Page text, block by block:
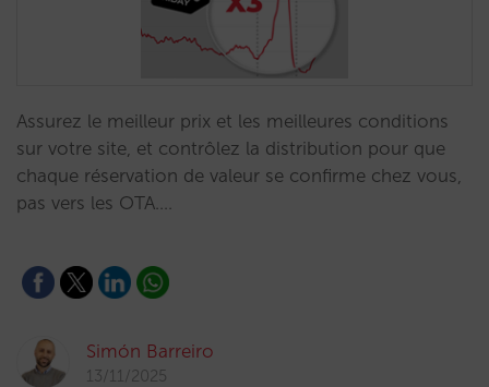
Assurez le meilleur prix et les meilleures conditions
sur votre site, et contrôlez la distribution pour que
chaque réservation de valeur se confirme chez vous,
pas vers les OTA.…
Simón Barreiro
13/11/2025